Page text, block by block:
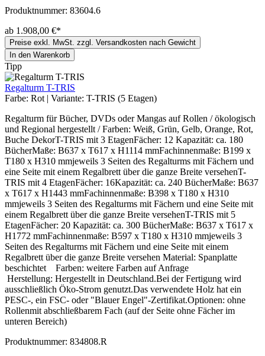
Produktnummer: 83604.6
ab 1.908,00 €*
Preise exkl. MwSt. zzgl. Versandkosten nach Gewicht
In den Warenkorb
Tipp
Regalturm T-TRIS
Farbe: Rot | Variante: T-TRIS (5 Etagen)
Regalturm für Bücher, DVDs oder Mangas auf Rollen / ökologisch
und Regional hergestellt / Farben: Weiß, Grün, Gelb, Orange, Rot,
Buche DekorT-TRIS mit 3 EtagenFächer: 12 Kapazität: ca. 180
BücherMaße: B637 x T617 x H1114 mmFachinnenmaße: B199 x
T180 x H310 mmjeweils 3 Seiten des Regalturms mit Fächern und
eine Seite mit einem Regalbrett über die ganze Breite versehenT-
TRIS mit 4 EtagenFächer: 16Kapazität: ca. 240 BücherMaße: B637
x T617 x H1443 mmFachinnenmaße: B398 x T180 x H310
mmjeweils 3 Seiten des Regalturms mit Fächern und eine Seite mit
einem Regalbrett über die ganze Breite versehenT-TRIS mit 5
EtagenFächer: 20 Kapazität: ca. 300 BücherMaße: B637 x T617 x
H1772 mmFachinnenmaße: B597 x T180 x H310 mmjeweils 3
Seiten des Regalturms mit Fächern und eine Seite mit einem
Regalbrett über die ganze Breite versehen Material: Spanplatte
beschichtet Farben: weitere Farben auf Anfrage
Herstellung: Hergestellt in Deutschland.Bei der Fertigung wird
ausschließlich Öko-Strom genutzt.Das verwendete Holz hat ein
PESC-, ein FSC- oder "Blauer Engel"-Zertifikat.Optionen: ohne
Rollenmit abschließbarem Fach (auf der Seite ohne Fächer im
unteren Bereich)
Produktnummer: 834808.R